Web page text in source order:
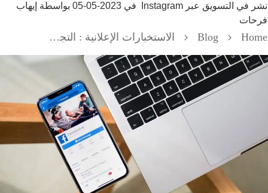
في التسويق عبر Instagram في 2023-05-05 بواسطةإيهاب
Blog الاستخبارات الإعلانية : التجسس على اعلانات المنافسين 2023